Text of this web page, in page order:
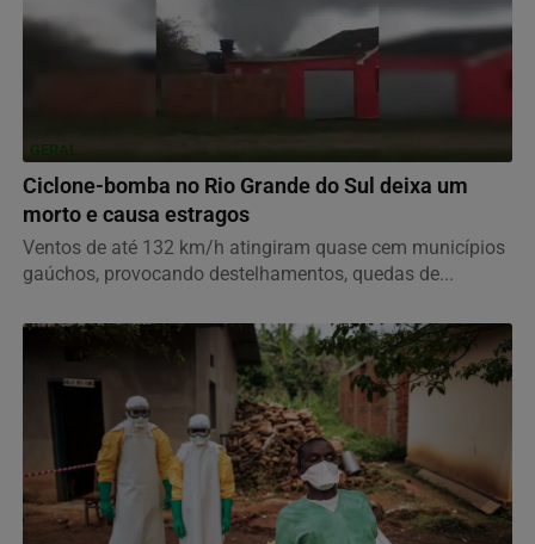
GERAL
Ciclone-bomba no Rio Grande do Sul deixa um
morto e causa estragos
Ventos de até 132 km/h atingiram quase cem municípios
gaúchos, provocando destelhamentos, quedas de...